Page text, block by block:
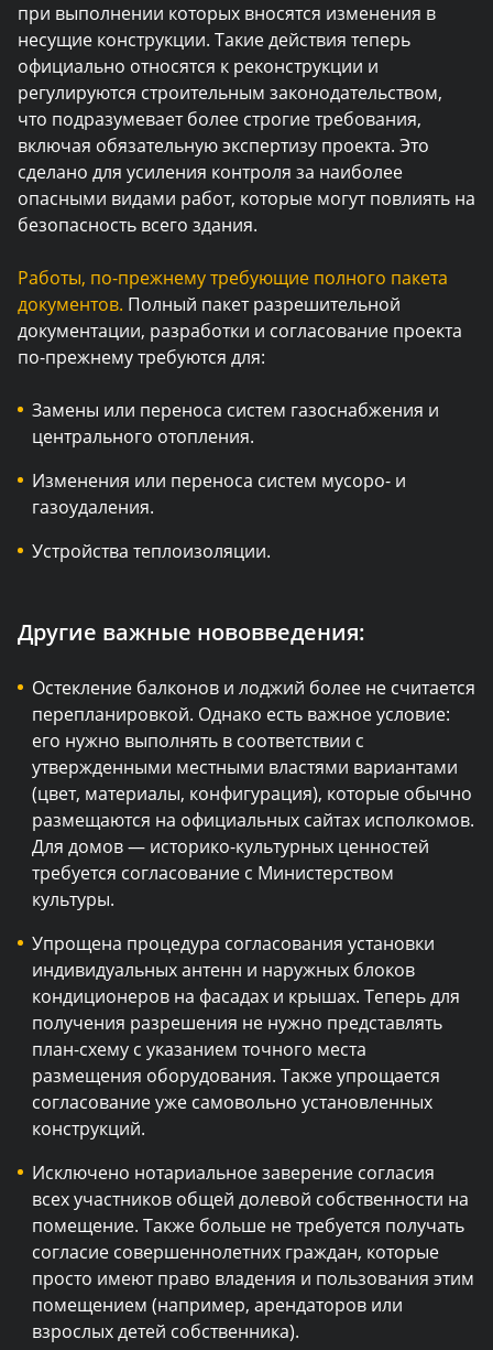
при выполнении которых вносятся изменения в
несущие конструкции. Такие действия теперь
официально относятся к реконструкции и
регулируются строительным законодательством,
что подразумевает более строгие требования,
включая обязательную экспертизу проекта. Это
сделано для усиления контроля за наиболее
опасными видами работ, которые могут повлиять на
безопасность всего здания.
Работы, по-прежнему требующие полного пакета
документов. Полный пакет разрешительной
документации, разработки и согласование проекта
по-прежнему требуются для:
Замены или переноса систем газоснабжения и
центрального отопления.
Изменения или переноса систем мусоро- и
газоудаления.
Устройства теплоизоляции.
Другие важные нововведения:
Остекление балконов и лоджий более не считается
перепланировкой. Однако есть важное условие:
его нужно выполнять в соответствии с
утвержденными местными властями вариантами
(цвет, материалы, конфигурация), которые обычно
размещаются на официальных сайтах исполкомов.
Для домов — историко-культурных ценностей
требуется согласование с Министерством
культуры.
Упрощена процедура согласования установки
индивидуальных антенн и наружных блоков
кондиционеров на фасадах и крышах. Теперь для
получения разрешения не нужно представлять
план-схему с указанием точного места
размещения оборудования. Также упрощается
согласование уже самовольно установленных
конструкций.
Исключено нотариальное заверение согласия
всех участников общей долевой собственности на
помещение. Также больше не требуется получать
согласие совершеннолетних граждан, которые
просто имеют право владения и пользования этим
помещением (например, арендаторов или
взрослых детей собственника).